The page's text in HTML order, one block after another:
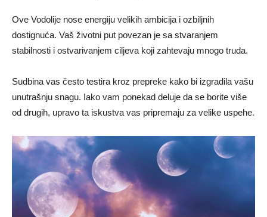
Ove Vodolije nose energiju velikih ambicija i ozbiljnih
dostignuća. Vaš životni put povezan je sa stvaranjem
stabilnosti i ostvarivanjem ciljeva koji zahtevaju mnogo truda.
Sudbina vas često testira kroz prepreke kako bi izgradila vašu
unutrašnju snagu. Iako vam ponekad deluje da se borite više
od drugih, upravo ta iskustva vas pripremaju za velike uspehe.